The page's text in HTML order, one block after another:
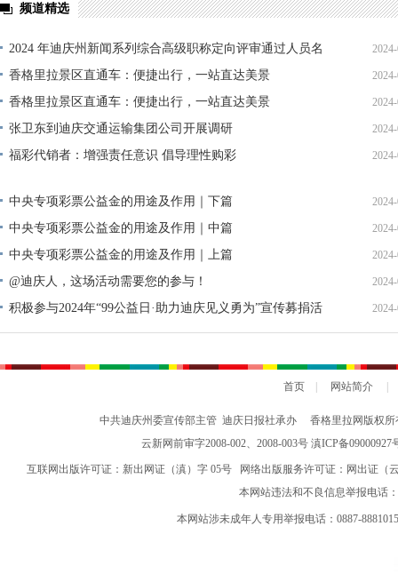
频道精选
2024 年迪庆州新闻系列综合高级职称定向评审通过人员名
单公示
香格里拉景区直通车：便捷出行，一站直达美景
香格里拉景区直通车：便捷出行，一站直达美景
张卫东到迪庆交通运输集团公司开展调研
福彩代销者：增强责任意识 倡导理性购彩
中央专项彩票公益金的用途及作用｜下篇
中央专项彩票公益金的用途及作用｜中篇
中央专项彩票公益金的用途及作用｜上篇
@迪庆人，这场活动需要您的参与！
积极参与2024年“99公益日·助力迪庆见义勇为”宣传募捐活
动倡议书